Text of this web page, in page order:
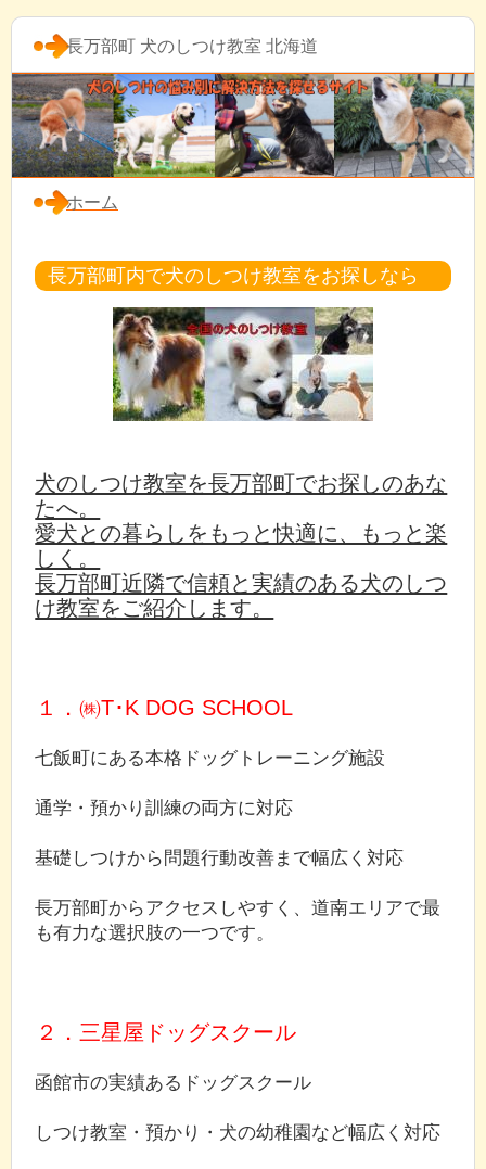
長万部町 犬のしつけ教室 北海道
ホーム
長万部町内で犬のしつけ教室をお探しなら
犬のしつけ教室を長万部町でお探しのあな
たへ。
愛犬との暮らしをもっと快適に、もっと楽
しく。
長万部町近隣で信頼と実績のある犬のしつ
け教室をご紹介します。
１．㈱T･K DOG SCHOOL
七飯町にある本格ドッグトレーニング施設
通学・預かり訓練の両方に対応
基礎しつけから問題行動改善まで幅広く対応
長万部町からアクセスしやすく、道南エリアで最
も有力な選択肢の一つです。
２．三星屋ドッグスクール
函館市の実績あるドッグスクール
しつけ教室・預かり・犬の幼稚園など幅広く対応